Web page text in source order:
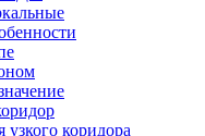
узкого коридора